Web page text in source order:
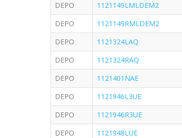
DEPO
1121149LMLDEM2
DEPO
1121149RMLDEM2
DEPO
1121324LAQ
DEPO
1121324RAQ
DEPO
1121401NAE
DEPO
1121946L3UE
DEPO
1121946R3UE
DEPO
1121948LUE